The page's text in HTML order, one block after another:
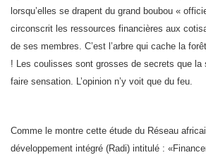
lorsqu’elles se drapent du grand boubou «
circonscrit les ressources financières aux
de ses membres. C’est l’arbre qui cache la
! Les coulisses sont grosses de secrets que la
faire sensation. L’opinion n’y voit que du feu.
Comme le montre cette étude du Réseau
développement intégré (Radi) intitulé :